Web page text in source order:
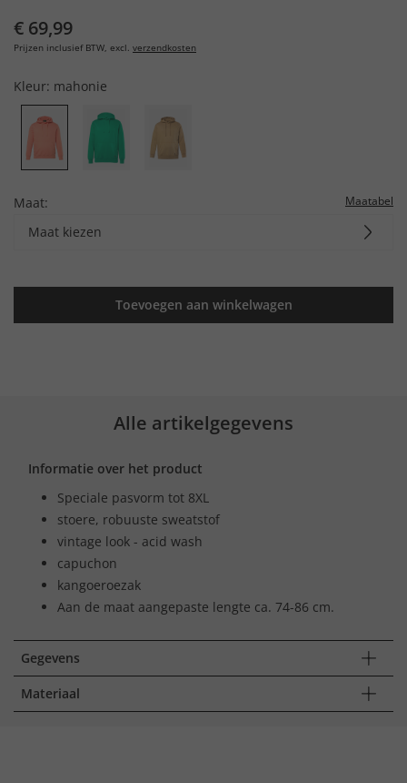
€ 69,99
Prijzen inclusief BTW, excl. verzendkosten
Kleur: mahonie
Maat: Maatabel
Maat kiezen
Toevoegen aan winkelwagen
Alle artikelgegevens
Informatie over het product
Speciale pasvorm tot 8XL
stoere, robuuste sweatstof
vintage look - acid wash
capuchon
kangoeroezak
Aan de maat aangepaste lengte ca. 74-86 cm.
Gegevens
Materiaal